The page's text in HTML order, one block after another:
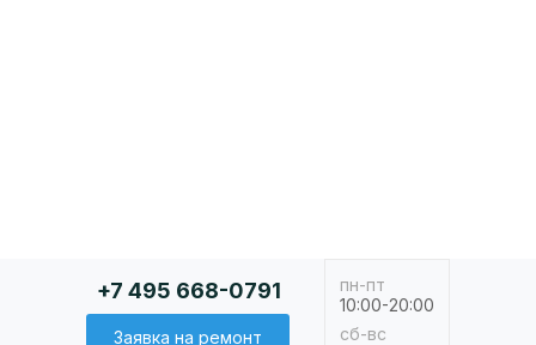
пн-пт
сб-вс
10:00-20:00
+7 495 668-0791
Заявка на ремонт